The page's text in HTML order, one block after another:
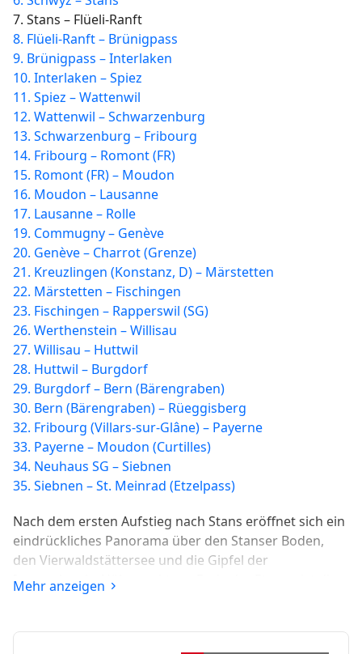
7. Stans – Flüeli-Ranft
8. Flüeli-Ranft – Brünigpass
9. Brünigpass – Interlaken
10. Interlaken – Spiez
11. Spiez – Wattenwil
12. Wattenwil – Schwarzenburg
13. Schwarzenburg – Fribourg
14. Fribourg – Romont (FR)
15. Romont (FR) – Moudon
16. Moudon – Lausanne
17. Lausanne – Rolle
19. Commugny – Genève
20. Genève – Charrot (Grenze)
21. Kreuzlingen (Konstanz, D) – Märstetten
22. Märstetten – Fischingen
23. Fischingen – Rapperswil (SG)
26. Werthenstein – Willisau
27. Willisau – Huttwil
28. Huttwil – Burgdorf
29. Burgdorf – Bern (Bärengraben)
30. Bern (Bärengraben) – Rüeggisberg
32. Fribourg (Villars-sur-Glâne) – Payerne
33. Payerne – Moudon (Curtilles)
34. Neuhaus SG – Siebnen
35. Siebnen – St. Meinrad (Etzelpass)
Nach dem ersten Aufstieg nach Stans eröffnet sich ein
eindrückliches Panorama über den Stanser Boden,
den Vierwaldstättersee und die Gipfel der
Innerschweiz. Höhepunkt am Ende der Etappe ist die
Einsiedelei des Niklaus von Flüe mit den Ranftkapellen.
Mehr anzeigen